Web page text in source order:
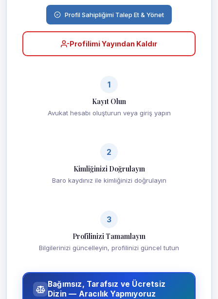
Profil Sahipliğimi Talep Et & Yönet
Profilimi Yayından Kaldır
1
Kayıt Olun
Avukat hesabı oluşturun veya giriş yapın
2
Kimliğinizi Doğrulayın
Baro kaydınız ile kimliğinizi doğrulayın
3
Profilinizi Tamamlayın
Bilgilerinizi güncelleyin, profilinizi güncel tutun
Bağımsız, Tarafsız ve Ücretsiz
Dizin — Aracılık Yapmıyoruz